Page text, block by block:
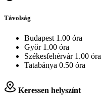
Távolság
Budapest 1.00 óra
Győr 1.00 óra
Székesfehérvár 1.00 óra
Tatabánya 0.50 óra
Keressen helyszínt